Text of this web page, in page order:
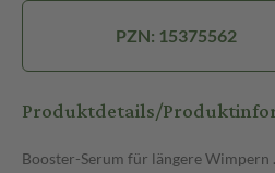
PZN: 15375562
Produktdetails/
Booster-Serum für längere Wimpern